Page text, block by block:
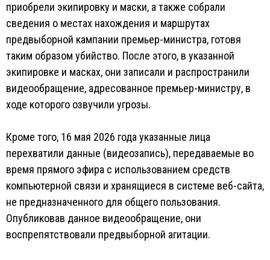
приобрели экипировку и маски, а также собрали
сведения о местах нахождения и маршрутах
предвыборной кампании премьер-министра, готовя
таким образом убийство. После этого, в указанной
экипировке и масках, они записали и распространили
видеообращение, адресованное премьер-министру, в
ходе которого озвучили угрозы.
Кроме того, 16 мая 2026 года указанные лица
перехватили данные (видеозапись), передаваемые во
время прямого эфира с использованием средств
компьютерной связи и хранящиеся в системе веб-сайта,
не предназначенного для общего пользования.
Опубликовав данное видеообращение, они
воспрепятствовали предвыборной агитации.